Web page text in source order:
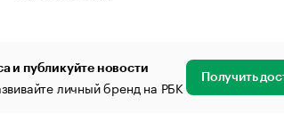
и публикуйте новости
личный бренд на РБК Получить